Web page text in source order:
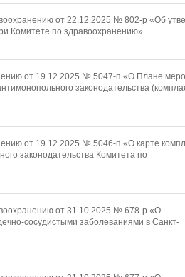
от 22.12.2025 № 802-р «Об
Комитете по здравоохранению»
от 19.12.2025 № 5047-п «О Плане
законодательства
от 19.12.2025 № 5046-п «О карте
законодательства Комитета по
от 31.10.2025 № 678-р «О
сосудистыми заболеваниями в Санкт-